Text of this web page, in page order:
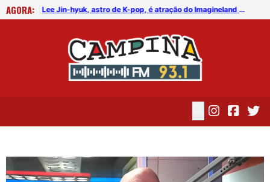
AGORA:
FICG trará Diogo Nogueira, Othon Bastos, Kell Smith e Antônio Nóbrega Lee Jin-hyuk, astro de K-pop, é atração do Imagineland On The Road 2026